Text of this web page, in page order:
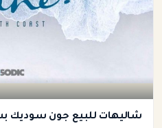
شاليهات للبيع جون سوديك